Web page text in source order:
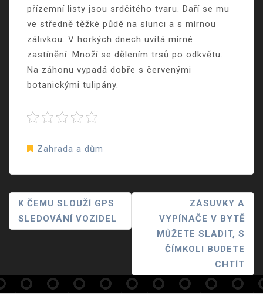
přízemní listy jsou srdčitého tvaru. Daří se mu
ve středně těžké půdě na slunci a s mírnou
zálivkou. V horkých dnech uvítá mírné
zastínění. Množí se dělením trsů po odkvětu.
Na záhonu vypadá dobře s červenými
botanickými tulipány.
Zahrada a dům
Navigace
Pro
K ČEMU SLOUŽÍ GPS
SLEDOVÁNÍ VOZIDEL
ZÁSUVKY A
VYPÍNAČE V BYTĚ
MŮŽETE SLADIT, S
ČÍMKOLI BUDETE
CHTÍT